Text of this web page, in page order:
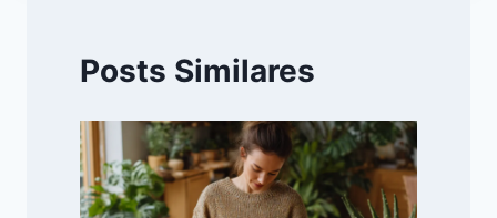
Posts Similares